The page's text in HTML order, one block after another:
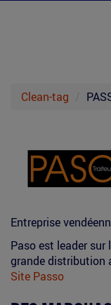
Clean-tag
Entreprise
Paso est leader sur
grande distribution
Site Passo